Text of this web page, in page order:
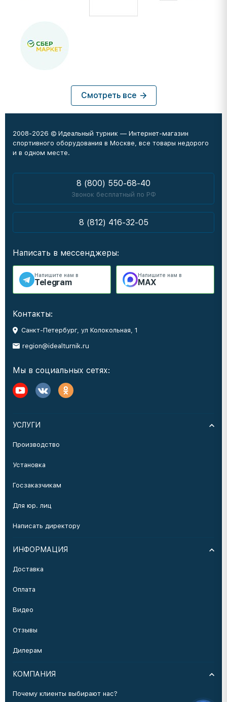
Смотреть все
2008-2026 © Идеальный турник — Интернет-магазин
спортивного оборудования в Москве, все товары недорого
и в одном месте.
8 (800) 550-68-40
Звонок бесплатный по РФ
8 (812) 416-32-05
Написать в мессенджеры:
Напишите нам в
Telegram
Напишите нам в
MAX
Контакты:
Санкт-Петербург, ул Колокольная, 1
region@idealturnik.ru
Мы в социальных сетях:
УСЛУГИ
Производство
Установка
Госзаказчикам
Для юр. лиц
Написать директору
ИНФОРМАЦИЯ
Доставка
Оплата
Видео
Отзывы
Дилерам
КОМПАНИЯ
Почему клиенты выбирают нас?